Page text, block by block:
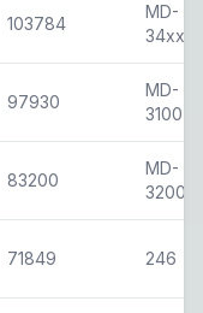
103784
MD-
34xx
97930
MD-
3100
83200
MD-
3200
71849 246